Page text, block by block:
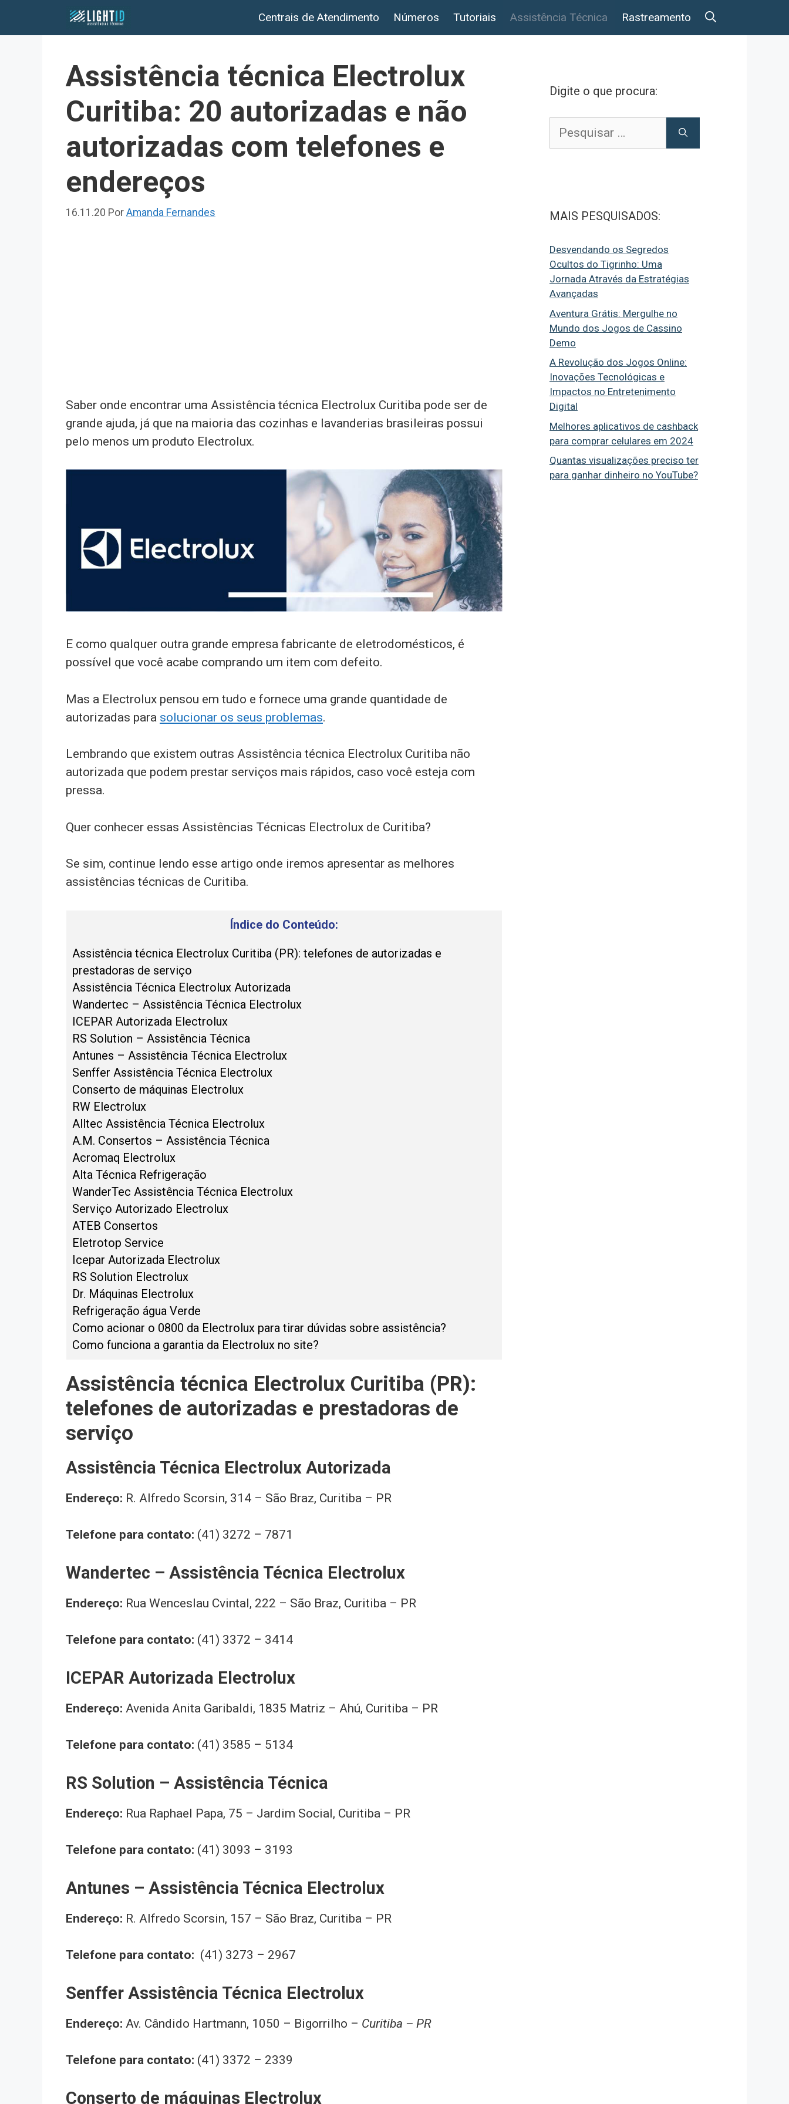
Centrais de Atendimento Números Tutoriais Assistência Técnica Rastreamento
Assistência técnica Electrolux
Curitiba: 20 autorizadas e não
autorizadas com telefones e
endereços
16.11.20 PorAmanda Fernandes
Saber onde encontrar uma Assistência técnica Electrolux Curitiba pode ser de
grande ajuda, já que na maioria das cozinhas e lavanderias brasileiras possui
pelo menos um produto Electrolux.
E como qualquer outra grande empresa fabricante de eletrodomésticos, é
possível que você acabe comprando um item com defeito.
Mas a Electrolux pensou em tudo e fornece uma grande quantidade de
autorizadas para solucionar os seus problemas.
Lembrando que existem outras Assistência técnica Electrolux Curitiba não
autorizada que podem prestar serviços mais rápidos, caso você esteja com
pressa.
Quer conhecer essas Assistências Técnicas Electrolux de Curitiba?
Se sim, continue lendo esse artigo onde iremos apresentar as melhores
assistências técnicas de Curitiba.
Índice do Conteúdo:
Assistência técnica Electrolux Curitiba (PR): telefones de autorizadas e
prestadoras de serviço
Assistência Técnica Electrolux Autorizada
Wandertec – Assistência Técnica Electrolux
ICEPAR Autorizada Electrolux
RS Solution – Assistência Técnica
Antunes – Assistência Técnica Electrolux
Senffer Assistência Técnica Electrolux
Conserto de máquinas Electrolux
RW Electrolux
Alltec Assistência Técnica Electrolux
A.M. Consertos – Assistência Técnica
Acromaq Electrolux
Alta Técnica Refrigeração
WanderTec Assistência Técnica Electrolux
Serviço Autorizado Electrolux
ATEB Consertos
Eletrotop Service
Icepar Autorizada Electrolux
RS Solution Electrolux
Dr. Máquinas Electrolux
Refrigeração água Verde
Como acionar o 0800 da Electrolux para tirar dúvidas sobre assistência?
Como funciona a garantia da Electrolux no site?
Assistência técnica Electrolux Curitiba (PR):
telefones de autorizadas e prestadoras de
serviço
Assistência Técnica Electrolux Autorizada
Endereço: R. Alfredo Scorsin, 314 – São Braz, Curitiba – PR
Telefone para contato: (41) 3272 – 7871
Wandertec – Assistência Técnica Electrolux
Endereço: Rua Wenceslau Cvintal, 222 – São Braz, Curitiba – PR
Telefone para contato: (41) 3372 – 3414
ICEPAR Autorizada Electrolux
Endereço: Avenida Anita Garibaldi, 1835 Matriz – Ahú, Curitiba – PR
Telefone para contato: (41) 3585 – 5134
RS Solution – Assistência Técnica
Endereço: Rua Raphael Papa, 75 – Jardim Social, Curitiba – PR
Telefone para contato: (41) 3093 – 3193
Antunes – Assistência Técnica Electrolux
Endereço: R. Alfredo Scorsin, 157 – São Braz, Curitiba – PR
Telefone para contato: (41) 3273 – 2967
Senffer Assistência Técnica Electrolux
Endereço: Av. Cândido Hartmann, 1050 – Bigorrilho – Curitiba – PR
Telefone para contato: (41) 3372 – 2339
Conserto de máquinas Electrolux
Digite o que procura:
por:
MAIS PESQUISADOS:
Desvendando os Segredos
Ocultos do Tigrinho: Uma
Jornada Através da Estratégias
Avançadas
Aventura Grátis: Mergulhe no
Mundo dos Jogos de Cassino
Demo
A Revolução dos Jogos Online:
Inovações Tecnológicas e
Impactos no Entretenimento
Digital
Melhores aplicativos de cashback
para comprar celulares em 2024
Quantas visualizações preciso ter
para ganhar dinheiro no YouTube?